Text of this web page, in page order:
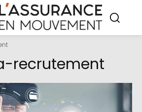
recrutement